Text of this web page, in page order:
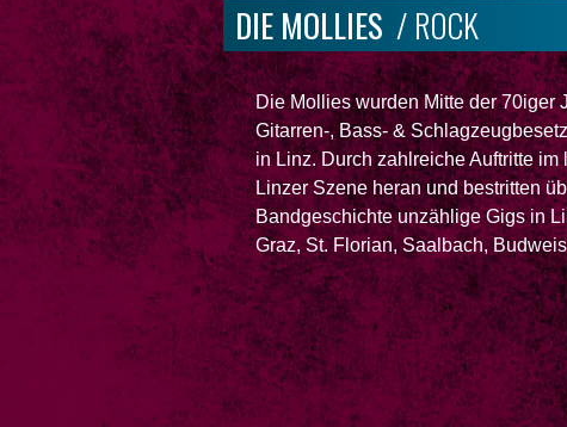
DIE MOLLIES / ROCK
Die Mollies wurden Mitte der 70iger
Gitarren-, Bass- &
in Linz. Durch zahlreiche Auftritte
Linzer Szene heran und bestritten
Bandgeschichte unzählige Gigs in
Graz, St. Florian, Saalbach,